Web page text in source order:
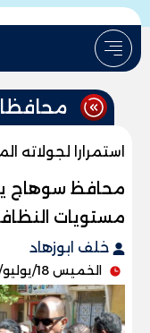
استمرارا لجولاته
محافظ سوهاج
مستويات
خلف ابوزهاد
الخميس 18/يوليو/2024 - 02:29 م